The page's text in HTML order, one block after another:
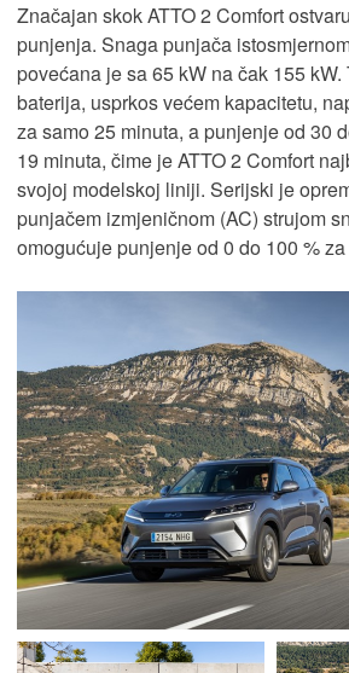
Značajan skok ATTO 2 Comfort
punjenja. Snaga punjača
povećana je sa 65 kW na čak 155
baterija, usprkos većem kapacitetu,
za samo 25 minuta, a punjenje od 30
19 minuta, čime je ATTO 2 Comfort
svojoj modelskoj liniji. Serijski je
punjačem izmjeničnom (AC) strujom
omogućuje punjenje od 0 do 100 %